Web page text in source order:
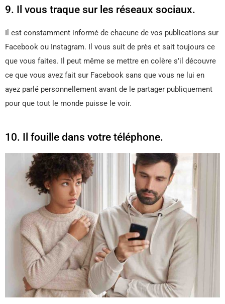
9. Il vous traque sur les réseaux sociaux.
Il est constamment informé de chacune de vos publications sur
Facebook ou Instagram. Il vous suit de près et sait toujours ce
que vous faites. Il peut même se mettre en colère s’il découvre
ce que vous avez fait sur Facebook sans que vous ne lui en
ayez parlé personnellement avant de le partager publiquement
pour que tout le monde puisse le voir.
10. Il fouille dans votre téléphone.